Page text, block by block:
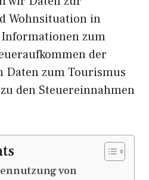
Wohnsituation in
Informationen zum
der
Daten zum Tourismus
den Steuereinnahmen
von